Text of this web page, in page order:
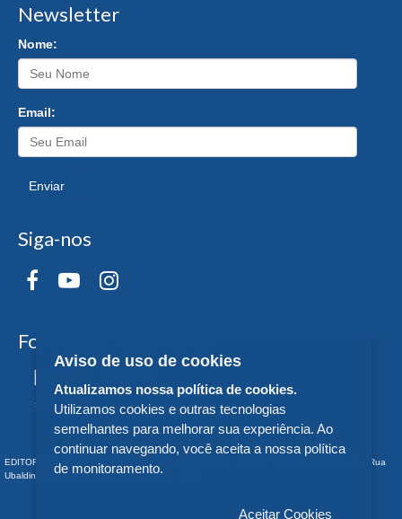
Newsletter
Nome:
Email:
Enviar
Siga-nos
Formas de Pagamento
EDITORA DA UNIVERSIDADE FEDERAL DO PARANÁ - CNPJ n° 75.095.679/0011-10 - Rua
Ubaldino do Amaral, 321 - Alto da Glória - - PR
Aviso de uso de cookies
Atualizamos nossa política de cookies.
Utilizamos cookies e outras tecnologias
semelhantes para melhorar sua experiência. Ao
continuar navegando, você aceita a nossa política
de monitoramento.
Aceitar Cookies